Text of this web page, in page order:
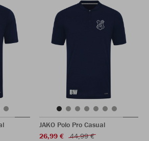
JAKO Polo Pro Casual
26,99 €
44,99 €